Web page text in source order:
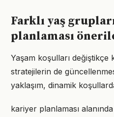
Farklı yaş
planlaması
Yaşam koşulları değiştikçe
stratejilerin de
yaklaşım, dinamik
kariyer planlaması